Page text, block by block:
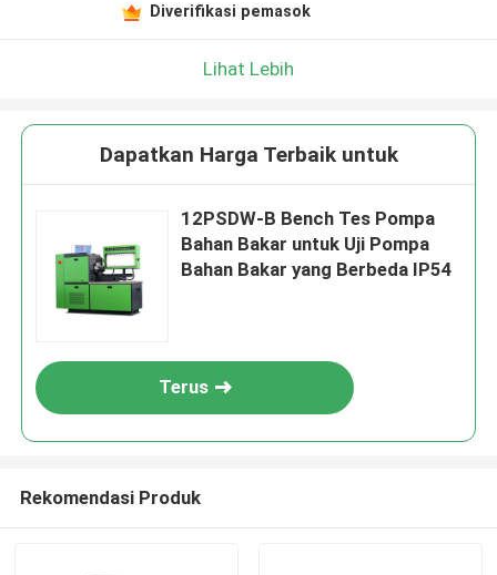
Diverifikasi pemasok
Lihat Lebih
Dapatkan Harga Terbaik untuk
12PSDW-B Bench Tes Pompa
Bahan Bakar untuk Uji Pompa
Bahan Bakar yang Berbeda IP54
Terus
Rekomendasi Produk